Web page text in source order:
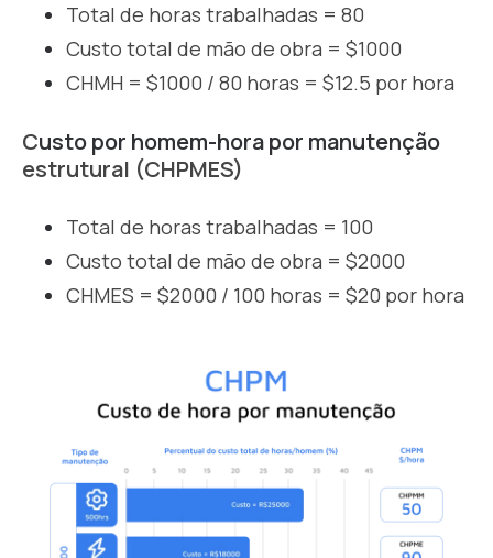
Total de horas trabalhadas = 80
Custo total de mão de obra = $1000
CHMH = $1000 / 80 horas = $12.5 por hora
Custo por homem-hora por manutenção
estrutural (CHPMES)
Total de horas trabalhadas = 100
Custo total de mão de obra = $2000
CHMES = $2000 / 100 horas = $20 por hora